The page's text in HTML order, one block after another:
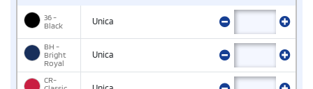
36 -
Black
Unica
BH -
Bright
Royal
Unica
CR-